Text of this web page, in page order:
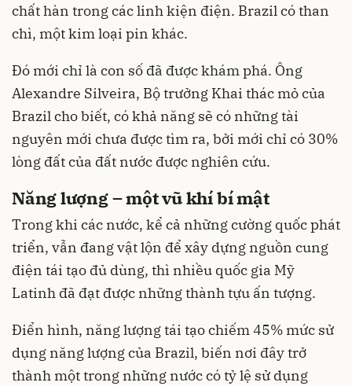
chất hàn trong các linh kiện điện. Brazil có than
chì, một kim loại pin khác.
Đó mới chỉ là con số đã được khám phá. Ông
Alexandre Silveira, Bộ trưởng Khai thác mỏ của
Brazil cho biết, có khả năng sẽ có những tài
nguyên mới chưa được tìm ra, bởi mới chỉ có 30%
lòng đất của đất nước được nghiên cứu.
Năng lượng – một vũ khí bí mật
Trong khi các nước, kể cả những cường quốc phát
triển, vẫn đang vật lộn để xây dựng nguồn cung
điện tái tạo đủ dùng, thì nhiều quốc gia Mỹ
Latinh đã đạt được những thành tựu ấn tượng.
Điển hình, năng lượng tái tạo chiếm 45% mức sử
dụng năng lượng của Brazil, biến nơi đây trở
thành một trong những nước có tỷ lệ sử dụng